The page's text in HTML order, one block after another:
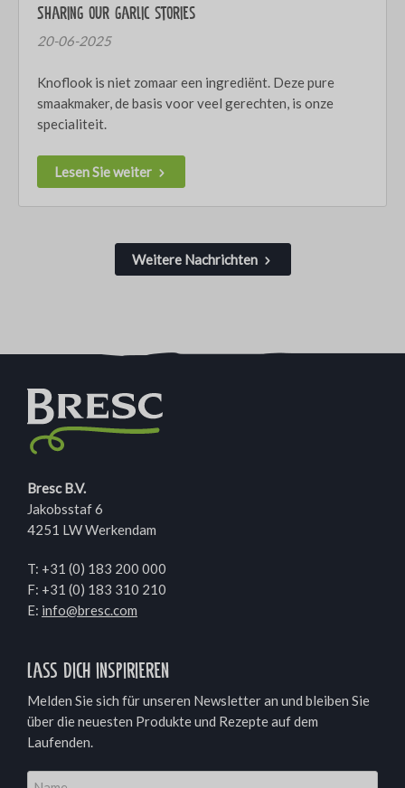
Sharing our garlic stories
20-06-2025
Knoflook is niet zomaar een ingrediënt. Deze pure
smaakmaker, de basis voor veel gerechten, is onze
specialiteit.
Lesen Sie weiter
Weitere Nachrichten
Bresc B.V.
Jakobsstaf 6
4251 LW Werkendam
T: +31 (0) 183 200 000
F: +31 (0) 183 310 210
E: info@bresc.com
Lass dich inspirieren
Melden Sie sich für unseren Newsletter an und bleiben Sie
über die neuesten Produkte und Rezepte auf dem
Laufenden.